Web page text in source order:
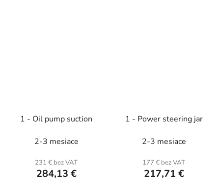
1 - Oil pump suction
2-3 mesiace
231 € bez VAT
284,13 €
1 - Power steering jar
2-3 mesiace
177 € bez VAT
217,71 €